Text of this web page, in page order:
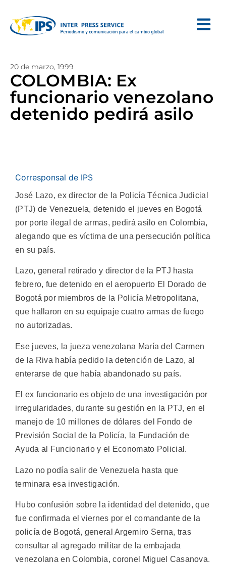
20 de marzo, 1999
COLOMBIA: Ex
funcionario venezolano
detenido pedirá asilo
Corresponsal de IPS
José Lazo, ex director de la Policía Técnica Judicial
(PTJ) de Venezuela, detenido el jueves en Bogotá
por porte ilegal de armas, pedirá asilo en Colombia,
alegando que es víctima de una persecución política
en su país.
Lazo, general retirado y director de la PTJ hasta
febrero, fue detenido en el aeropuerto El Dorado de
Bogotá por miembros de la Policía Metropolitana,
que hallaron en su equipaje cuatro armas de fuego
no autorizadas.
Ese jueves, la jueza venezolana María del Carmen
de la Riva había pedido la detención de Lazo, al
enterarse de que había abandonado su país.
El ex funcionario es objeto de una investigación por
irregularidades, durante su gestión en la PTJ, en el
manejo de 10 millones de dólares del Fondo de
Previsión Social de la Policía, la Fundación de
Ayuda al Funcionario y el Economato Policial.
Lazo no podía salir de Venezuela hasta que
terminara esa investigación.
Hubo confusión sobre la identidad del detenido, que
fue confirmada el viernes por el comandante de la
policía de Bogotá, general Argemiro Serna, tras
consultar al agregado militar de la embajada
venezolana en Colombia, coronel Miguel Casanova.